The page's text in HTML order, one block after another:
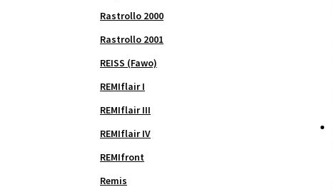
Rastrollo 2000
Rastrollo 2001
REISS (Fawo)
REMIflair I
REMIflair III
REMIflair IV
REMIfront
Remis